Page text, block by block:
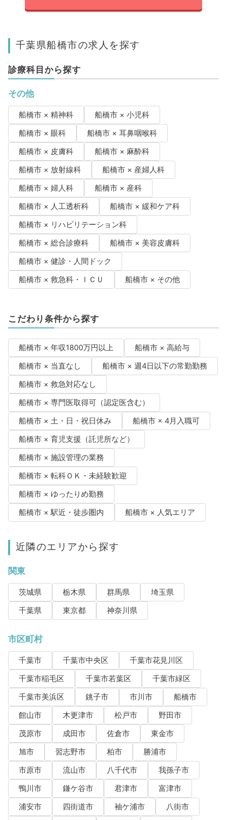
千葉県船橋市の求人を探す
診療科目から探す
その他
船橋市 × 精神科
船橋市 × 小児科
船橋市 × 眼科
船橋市 × 耳鼻咽喉科
船橋市 × 皮膚科
船橋市 × 麻酔科
船橋市 × 放射線科
船橋市 × 産婦人科
船橋市 × 婦人科
船橋市 × 産科
船橋市 × 人工透析科
船橋市 × 緩和ケア科
船橋市 × リハビリテーション科
船橋市 × 総合診療科
船橋市 × 美容皮膚科
船橋市 × 健診・人間ドック
船橋市 × 救急科・ＩＣＵ
船橋市 × その他
こだわり条件から探す
船橋市 × 年収1800万円以上
船橋市 × 高給与
船橋市 × 当直なし
船橋市 × 週4日以下の常勤勤務
船橋市 × 救急対応なし
船橋市 × 専門医取得可（認定医含む）
船橋市 × 土・日・祝日休み
船橋市 × 4月入職可
船橋市 × 育児支援（託児所など）
船橋市 × 施設管理の業務
船橋市 × 転科ＯＫ・未経験歓迎
船橋市 × ゆったりめ勤務
船橋市 × 駅近・徒歩圏内
船橋市 × 人気エリア
近隣のエリアから探す
関東
茨城県 栃木県 群馬県
埼玉県
千葉県
東京都 神奈川県
市区町村
千葉市 千葉市中央区
千葉市花見川区
千葉市稲毛区
千葉市若葉区
千葉市緑区
千葉市美浜区
銚子市 市川市
船橋市
館山市
木更津市 松戸市
野田市
茂原市
成田市 佐倉市
東金市
旭市
習志野市 柏市
勝浦市
市原市
流山市 八千代市
我孫子市
鴨川市
鎌ケ谷市 君津市
富津市
浦安市
四街道市 袖ケ浦市
八街市